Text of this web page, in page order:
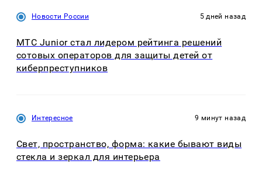
Новости России 5 дней назад
МТС Junior стал лидером рейтинга решений
сотовых операторов для защиты детей от
киберпреступников
Интересное 9 минут назад
Свет, пространство, форма: какие бывают виды
стекла и зеркал для интерьера